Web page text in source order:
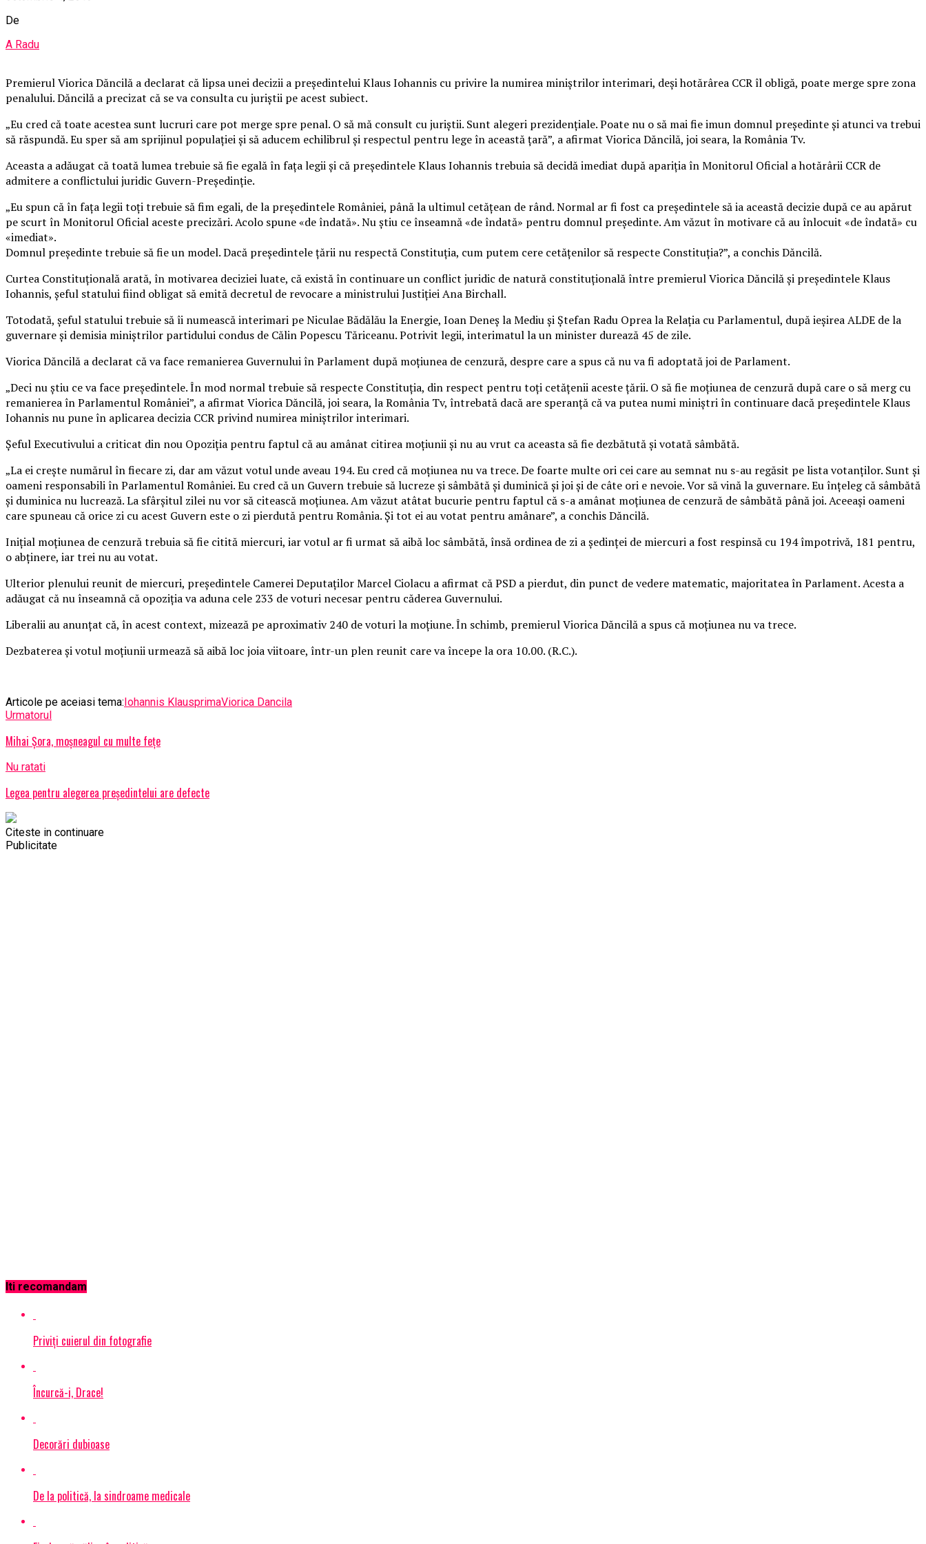
De
A Radu
Premierul Viorica Dăncilă a declarat că lipsa unei decizii a președintelui Klaus Iohannis cu privire la numirea miniștrilor interimari, deși hotărârea CCR îl obligă, poate merge spre zona
penalului. Dăncilă a precizat că se va consulta cu juriștii pe acest subiect.
„Eu cred că toate acestea sunt lucruri care pot merge spre penal. O să mă consult cu juriștii. Sunt alegeri prezidențiale. Poate nu o să mai fie imun domnul președinte și atunci va trebui
să răspundă. Eu sper să am sprijinul populației și să aducem echilibrul și respectul pentru lege în această țară”, a afirmat Viorica Dăncilă, joi seara, la România Tv.
Aceasta a adăugat că toată lumea trebuie să fie egală în fața legii și că președintele Klaus Iohannis trebuia să decidă imediat după apariția în Monitorul Oficial a hotărârii CCR de
admitere a conflictului juridic Guvern-Președinție.
„Eu spun că în fața legii toți trebuie să fim egali, de la președintele României, până la ultimul cetățean de rând. Normal ar fi fost ca președintele să ia această decizie după ce au apărut
pe scurt în Monitorul Oficial aceste precizări. Acolo spune «de îndată». Nu știu ce înseamnă «de îndată» pentru domnul președinte. Am văzut în motivare că au înlocuit «de îndată» cu
«imediat».
Domnul președinte trebuie să fie un model. Dacă președintele țării nu respectă Constituția, cum putem cere cetățenilor să respecte Constituția?”, a conchis Dăncilă.
Curtea Constituțională arată, în motivarea deciziei luate, că există în continuare un conflict juridic de natură constituțională între premierul Viorica Dăncilă și președintele Klaus
Iohannis, șeful statului fiind obligat să emită decretul de revocare a ministrului Justiției Ana Birchall.
Totodată, șeful statului trebuie să îi numească interimari pe Niculae Bădălău la Energie, Ioan Deneș la Mediu și Ștefan Radu Oprea la Relația cu Parlamentul, după ieșirea ALDE de la
guvernare și demisia miniștrilor partidului condus de Călin Popescu Tăriceanu. Potrivit legii, interimatul la un minister durează 45 de zile.
Viorica Dăncilă a declarat că va face remanierea Guvernului în Parlament după moțiunea de cenzură, despre care a spus că nu va fi adoptată joi de Parlament.
„Deci nu știu ce va face președintele. În mod normal trebuie să respecte Constituția, din respect pentru toți cetățenii aceste țării. O să fie moțiunea de cenzură după care o să merg cu
remanierea în Parlamentul României”, a afirmat Viorica Dăncilă, joi seara, la România Tv, întrebată dacă are speranță că va putea numi miniștri în continuare dacă președintele Klaus
Iohannis nu pune în aplicarea decizia CCR privind numirea miniștrilor interimari.
Șeful Executivului a criticat din nou Opoziția pentru faptul că au amânat citirea moțiunii și nu au vrut ca aceasta să fie dezbătută și votată sâmbătă.
„La ei crește numărul în fiecare zi, dar am văzut votul unde aveau 194. Eu cred că moțiunea nu va trece. De foarte multe ori cei care au semnat nu s-au regăsit pe lista votanților. Sunt și
oameni responsabili în Parlamentul României. Eu cred că un Guvern trebuie să lucreze și sâmbătă și duminică și joi și de câte ori e nevoie. Vor să vină la guvernare. Eu înțeleg că sâmbătă
și duminica nu lucrează. La sfârșitul zilei nu vor să citească moțiunea. Am văzut atâtat bucurie pentru faptul că s-a amânat moțiunea de cenzură de sâmbătă până joi. Aceeași oameni
care spuneau că orice zi cu acest Guvern este o zi pierdută pentru România. Și tot ei au votat pentru amânare”, a conchis Dăncilă.
Inițial moțiunea de cenzură trebuia să fie citită miercuri, iar votul ar fi urmat să aibă loc sâmbătă, însă ordinea de zi a ședinței de miercuri a fost respinsă cu 194 împotrivă, 181 pentru,
o abținere, iar trei nu au votat.
Ulterior plenului reunit de miercuri, președintele Camerei Deputaților Marcel Ciolacu a afirmat că PSD a pierdut, din punct de vedere matematic, majoritatea în Parlament. Acesta a
adăugat că nu înseamnă că opoziția va aduna cele 233 de voturi necesar pentru căderea Guvernului.
Liberalii au anunțat că, în acest context, mizează pe aproximativ 240 de voturi la moțiune. În schimb, premierul Viorica Dăncilă a spus că moțiunea nu va trece.
Dezbaterea și votul moțiunii urmează să aibă loc joia viitoare, într-un plen reunit care va începe la ora 10.00. (R.C.).
Articole pe aceiasi tema:Iohannis KlausprimaViorica Dancila
Urmatorul
Mihai Șora, moșneagul cu multe fețe
Nu ratati
Legea pentru alegerea preşedintelui are defecte
Citeste in continuare
Publicitate
Iti recomandam
Priviţi cuierul din fotografie
Încurcă-i, Drace!
Decorări dubioase
De la politică, la sindroame medicale